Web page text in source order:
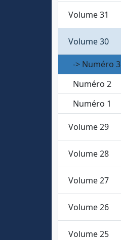
Volume 31
Volume 30
-> Numéro 3
Numéro 2
Numéro 1
Volume 29
Volume 28
Volume 27
Volume 26
Volume 25